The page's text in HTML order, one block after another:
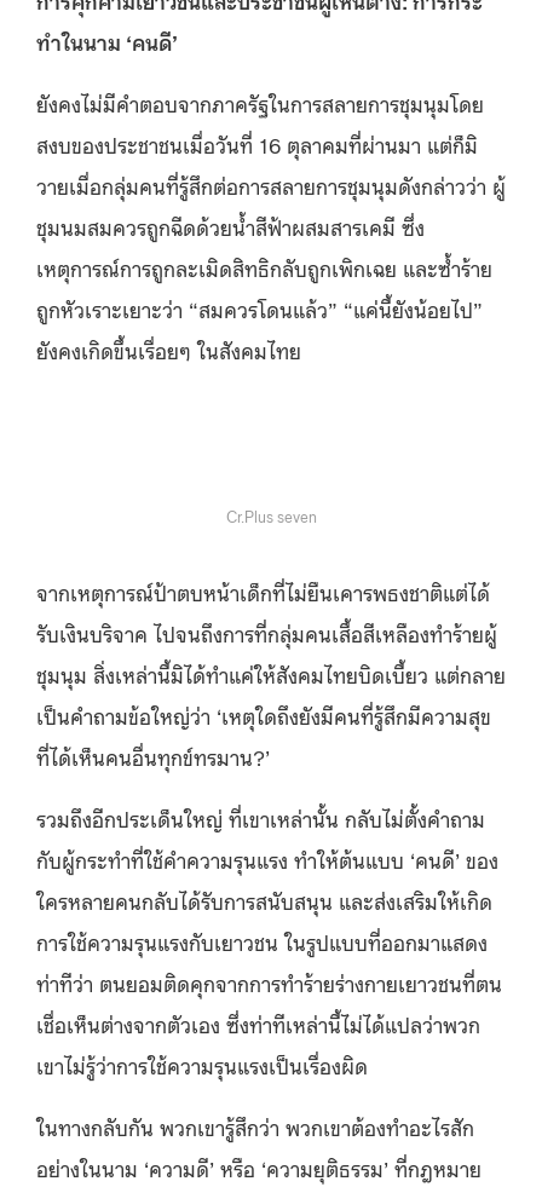
ทำในนาม ‘คนดี’
ยังคงไม่มีคำตอบจากภาครัฐในการสลายการชุมนุมโดย
สงบของประชาชนเมื่อวันที่ 16 ตุลาคมที่ผ่านมา แต่ก็มิ
วายเมื่อกลุ่มคนที่รู้สึกต่อการสลายการชุมนุมดังกล่าวว่า ผู้
ชุมนมสมควรถูกฉีดด้วยน้ำสีฟ้าผสมสารเคมี ซึ่ง
เหตุการณ์การถูกละเมิดสิทธิกลับถูกเพิกเฉย และซ้ำร้าย
ถูกหัวเราะเยาะว่า “สมควรโดนแล้ว” “แค่นี้ยังน้อยไป”
ยังคงเกิดขึ้นเรื่อยๆ ในสังคมไทย
Cr.Plus seven
จากเหตุการณ์ป้าตบหน้าเด็กที่ไม่ยืนเคารพธงชาติแต่ได้
รับเงินบริจาค ไปจนถึงการที่กลุ่มคนเสื้อสีเหลืองทำร้ายผู้
ชุมนุม สิ่งเหล่านี้มิได้ทำแค่ให้สังคมไทยบิดเบี้ยว แต่กลาย
เป็นคำถามข้อใหญ่ว่า ‘เหตุใดถึงยังมีคนที่รู้สึกมีความสุข
ที่ได้เห็นคนอื่นทุกข์ทรมาน?’
รวมถึงอีกประเด็นใหญ่ ที่เขาเหล่านั้น กลับไม่ตั้งคำถาม
กับผู้กระทำที่ใช้คำความรุนแรง ทำให้ต้นแบบ ‘คนดี’ ของ
ใครหลายคนกลับได้รับการสนับสนุน และส่งเสริมให้เกิด
การใช้ความรุนแรงกับเยาวชน ในรูปแบบที่ออกมาแสดง
ท่าทีว่า ตนยอมติดคุกจากการทำร้ายร่างกายเยาวชนที่ตน
เชื่อเห็นต่างจากตัวเอง ซึ่งท่าทีเหล่านี้ไม่ได้แปลว่าพวก
เขาไม่รู้ว่าการใช้ความรุนแรงเป็นเรื่องผิด
ในทางกลับกัน พวกเขารู้สึกว่า พวกเขาต้องทำอะไรสัก
อย่างในนาม ‘ความดี’ หรือ ‘ความยุติธรรม’ ที่กฎหมาย